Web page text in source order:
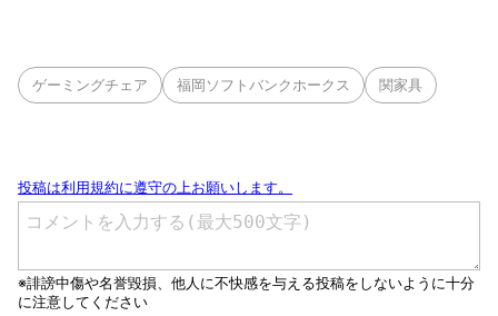
ゲーミングチェア 福岡ソフトバンクホークス 関家具